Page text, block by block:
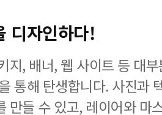
디자인하다!
지, 배너, 웹 사이트 등 대
통해 탄생합니다. 사진과
만들 수 있고, 레이어와 마